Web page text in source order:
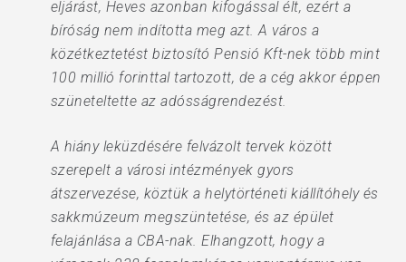
eljárást, Heves azonban kifogással élt, ezért a
bíróság nem indította meg azt. A város a
közétkeztetést biztosító Pensió Kft-nek több mint
100 millió forinttal tartozott, de a cég akkor éppen
szüneteltette az adósságrendezést.
A hiány leküzdésére felvázolt tervek között
szerepelt a városi intézmények gyors
átszervezése, köztük a helytörténeti kiállítóhely és
sakkmúzeum megszüntetése, és az épület
felajánlása a CBA-nak. Elhangzott, hogy a